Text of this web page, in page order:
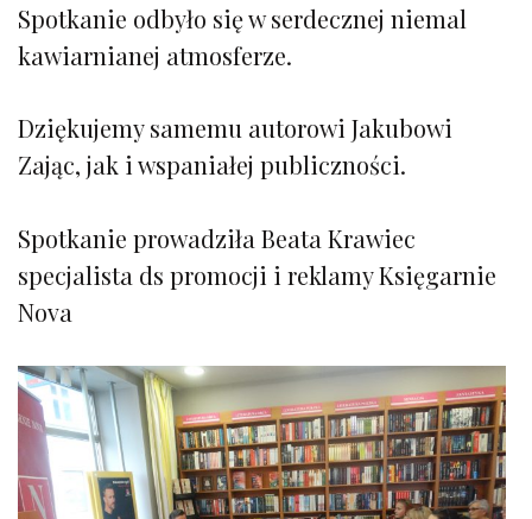
Spotkanie odbyło się w serdecznej niemal
kawiarnianej atmosferze.
Dziękujemy samemu autorowi Jakubowi
Zając, jak i wspaniałej publiczności.
Spotkanie prowadziła Beata Krawiec
specjalista ds promocji i reklamy Księgarnie
Nova